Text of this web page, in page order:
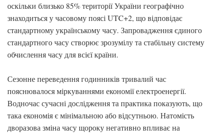
оскільки близько 85% території України географічно
знаходиться у часовому поясі UTC+2, що відповідає
стандартному українському часу. Запровадження єдиного
стандартного часу створює зрозумілу та стабільну систему
обчислення часу для всієї країни.
Сезонне переведення годинників тривалий час
пояснювалося міркуваннями економії електроенергії.
Водночас сучасні дослідження та практика показують, що
така економія є мінімальною або відсутньою. Натомість
дворазова зміна часу щороку негативно впливає на